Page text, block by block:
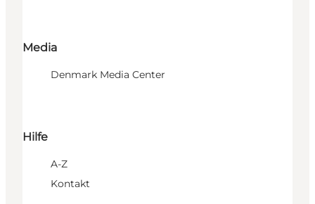
Media
Denmark Media Center
Hilfe
A-Z
Kontakt